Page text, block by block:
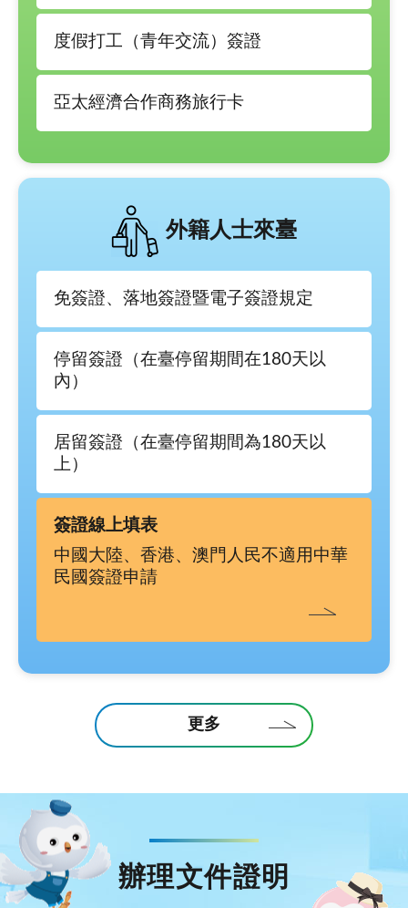
度假打工（青年交流）簽證
亞太經濟合作商務旅行卡
外籍人士來臺
免簽證、落地簽證暨電子簽證規定
停留簽證（在臺停留期間在180天以
內）
居留簽證（在臺停留期間為180天以
上）
簽證線上填表
中國大陸、香港、澳門人民不適用中華
民國簽證申請
更多
辦理文件證明